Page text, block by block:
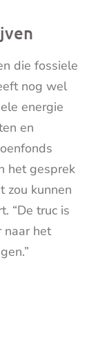
die fossiele
nog wel
energie
en
het gesprek
zou kunnen
“De truc is
naar het